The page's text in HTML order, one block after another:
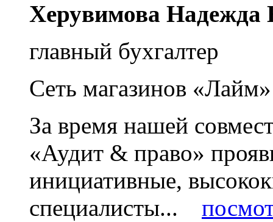
Херувимова Надежда
главный бухгалтер
Сеть магазинов «Лайм»
За время нашей
«Аудит & право»
инициативные,
специалисты...